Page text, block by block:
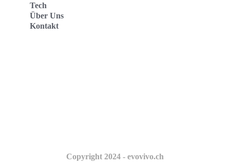
Tech
Über Uns
Kontakt
Copyright 2024 - evovivo.ch